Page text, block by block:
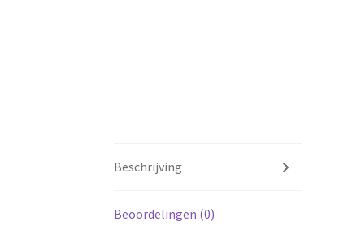
Beschrijving
Beoordelingen (0)